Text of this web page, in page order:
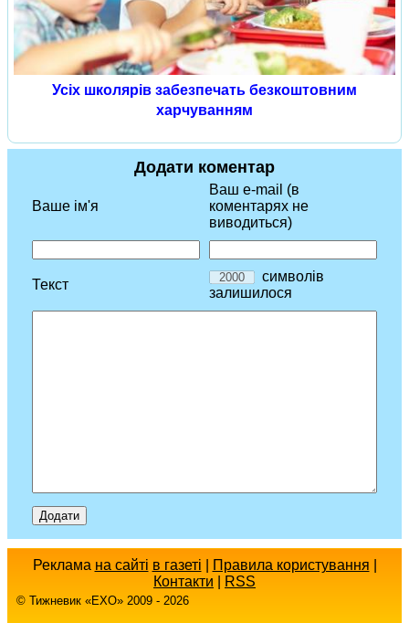
Усіх школярів забезпечать безкоштовним
харчуванням
Додати коментар
Ваше ім'я
Ваш e-mail (в
коментарях не
виводиться)
Текст
символів
залишилося
Реклама на сайті в газеті Правила користування
Контакти
RSS
© Тижневик «EХO» 2009 - 2026